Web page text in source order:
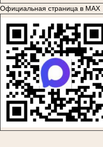
Официальная страница в MAX